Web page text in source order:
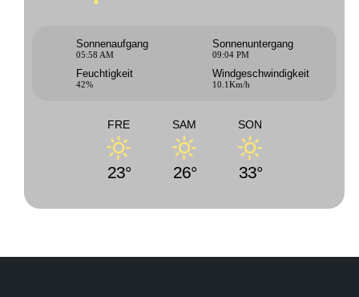
Sonnenaufgang
05:58 AM
Sonnenuntergang
09:04 PM
Feuchtigkeit
42%
Windgeschwindigkeit
10.1Km/h
FRE
23°
SAM
26°
SON
33°